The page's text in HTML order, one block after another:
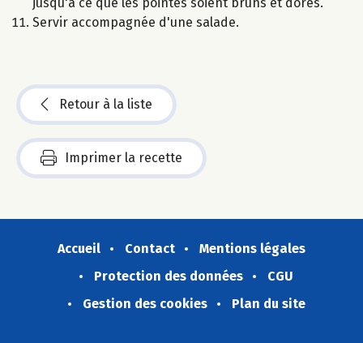
jusqu'à ce que les pointes soient bruns et dorés.
Servir accompagnée d'une salade.
Retour à la liste
Imprimer la recette
Accueil Contact
Mentions légales
Protection des données
CGU
Gestion des cookies
Plan du site